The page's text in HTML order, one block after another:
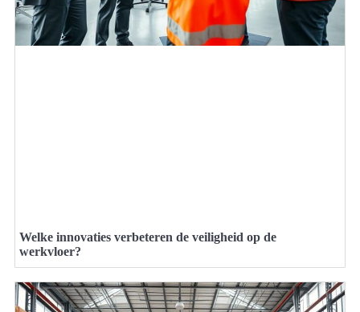
Welke innovaties verbeteren de veiligheid op de
werkvloer?